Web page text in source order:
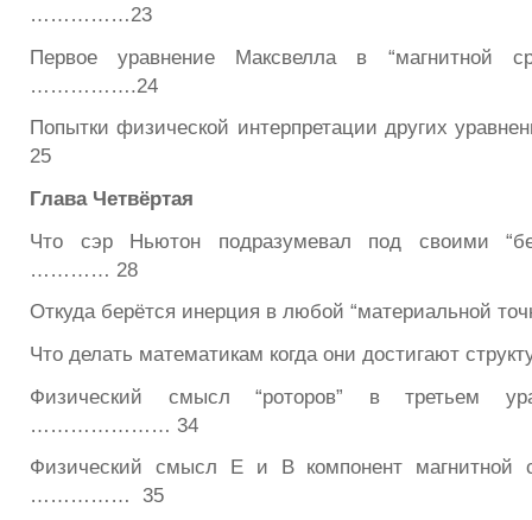
……………23
Первое уравнение Максвелла в “магнитной
…………….24
Попытки физической интерпретации других
25
Глава Четвёртая
Что сэр Ньютон подразумевал под своими
………… 28
Откуда берётся инерция в любой “материальной
Что делать математикам когда они достигают
Физический смысл “роторов” в третьем
………………… 34
Физический смысл E и B компонент
…………… 35